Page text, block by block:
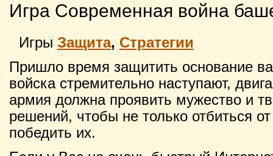
Игра Современная война
Игры Защита, Стратегии
Пришло время защитить основание
войска стремительно наступают,
армия должна проявить мужество и
решений, чтобы не только отбиться
победить их.